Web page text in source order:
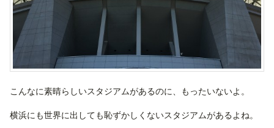
こんなに素晴らしいスタジアムがあるのに、もったいないよ。
横浜にも世界に出しても恥ずかしくないスタジアムがあるよね。